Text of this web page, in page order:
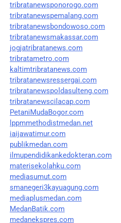
tribratanewsponorogo.com
tribratanewspemalang.com
tribratanewsbondowoso.com
tribratanewsmakassar.com
jogjatribratanews.com
tribratametro.com
kaltimtribratanews.com
tribratanewsressergai.com
tribratanewspoldasulteng.com
tribratanewscilacap.com
PetaniMudaBogor.com
lppmmethodistmedan.net
iaijawatimur.com
publikmedan.com
ilmupendidikankedokteran.com
materisekolahku.com
mediasumut.com
smanegeri3kayuagung.com
mediaplusmedan.com
MedanBatik.com
medanekspres.com